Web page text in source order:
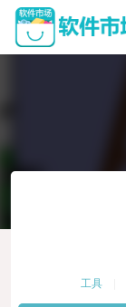
工具